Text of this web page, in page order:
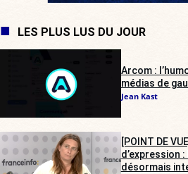
LES PLUS LUS DU JOUR
Arcom :
médias de
Jean Kast
[POINT DE
d’expression
désormais